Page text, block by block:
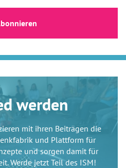
werden
mit ihren Beiträgen die
und Plattform für
und sorgen damit für
Werde jetzt Teil des ISM!